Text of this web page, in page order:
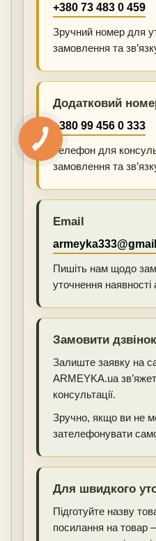
+380 73 483 0 459
Зручний номер для
замовлення та
Додатковий
+380 99 456 0 333
Телефон для
замовлення та
Email
Пишіть нам щодо
уточнення
Замовити дзвінок
Залиште заявку на
ARMEYKA.ua
консультації.
Зручно, якщо ви не
зателефонувати
Для швидкого
Підготуйте назву
посилання на товар